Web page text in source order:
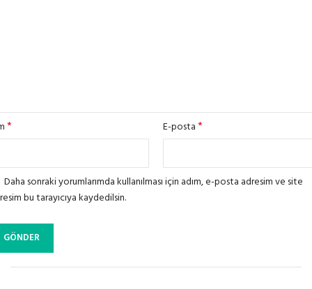
* E-posta*
Daha sonraki yorumlarımda kullanılması için adım, e-posta adresim ve site
bu tarayıcıya kaydedilsin.